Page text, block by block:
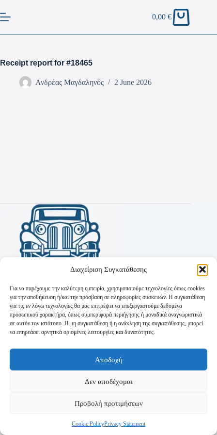
Διαχείριση Συγκατάθεσης
Για να παρέχουμε την καλύτερη εμπειρία, χρησιμοποιούμε τεχνολογίες όπως cookies
για την αποθήκευση ή/και την πρόσβαση σε πληροφορίες συσκευών. Η συγκατάθεση
για τις εν λόγω τεχνολογίες θα μας επιτρέψει να επεξεργαστούμε δεδομένα
προσωπικού χαρακτήρα, όπως συμπεριφορά περιήγησης ή μοναδικά αναγνωριστικά
σε αυτόν τον ιστότοπο. Η μη συγκατάθεση ή η ανάκληση της συγκατάθεσης, μπορεί
να επηρεάσει αρνητικά ορισμένες λειτουργίες και δυνατότητες.
Αποδοχή
Δεν αποδέχομαι
Προβολή προτιμήσεων
Cookie PolicyPrivacy Statement
0,00€
Receipt report for #18465
Ανδρέας Μαγδαληνός 2 June 2026
Πολιτική Απορρήτου
Τρόποι Αποστολής
Τρόποι Πληρωμής